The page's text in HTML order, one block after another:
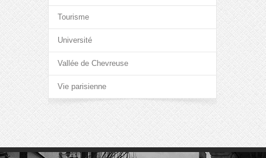
Tourisme
Université
Vallée de Chevreuse
Vie parisienne